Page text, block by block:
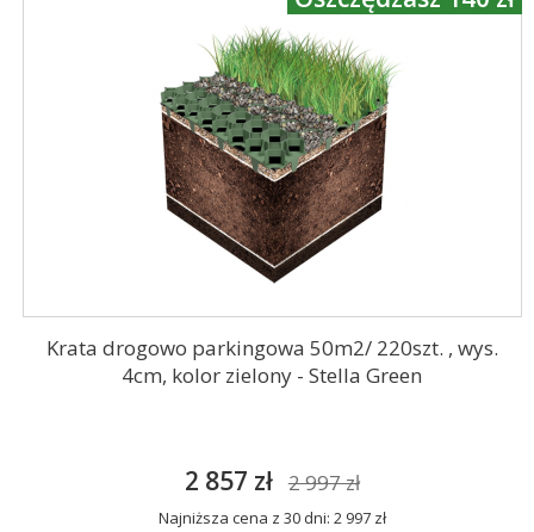
Krata drogowo parkingowa 50m2/ 220szt. , wys.
4cm, kolor zielony - Stella Green
2 857 zł 2 997 zł
Najniższa cena z 30 dni: 2 997 zł